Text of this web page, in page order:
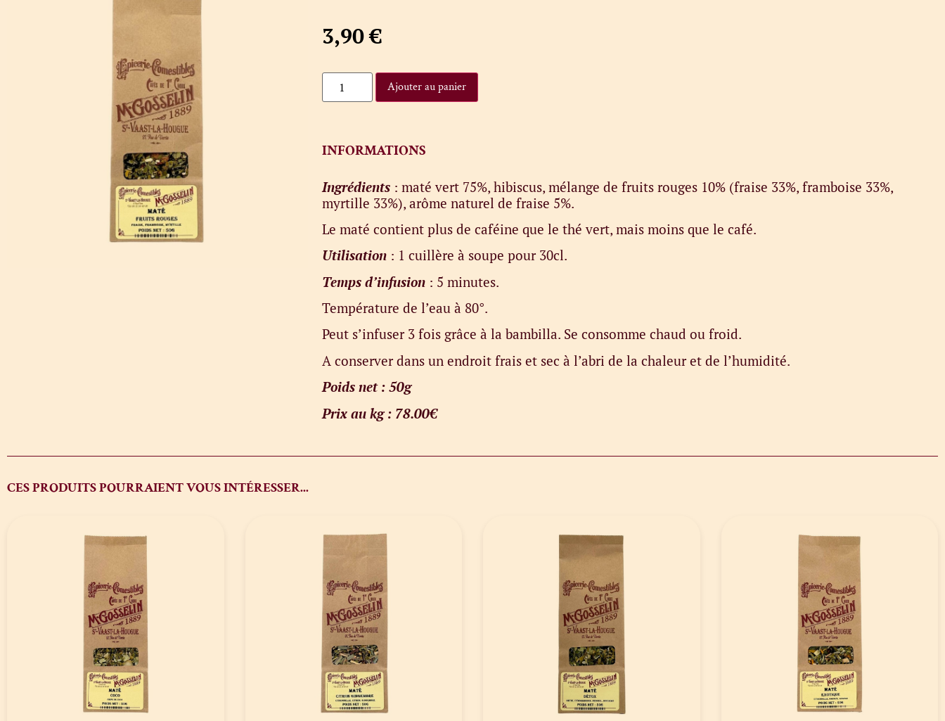
3,90€
Ajouter au panier
INFORMATIONS
Ingrédients: maté vert 75%, hibiscus, mélange de fruits rouges 10% (fraise 33%, framboise 33%,
myrtille 33%), arôme naturel de fraise 5%.
Le maté contient plus de caféine que le thé vert, mais moins que le café.
Utilisation: 1 cuillère à soupe pour 30cl.
Temps d’infusion: 5 minutes.
Température de l’eau à 80°.
Peut s’infuser 3 fois grâce à la bambilla. Se consomme chaud ou froid.
A conserver dans un endroit frais et sec à l’abri de la chaleur et de l’humidité.
Poids net : 50g
Prix au kg : 78.00€
CES PRODUITS POURRAIENT VOUS INTÉRESSER...